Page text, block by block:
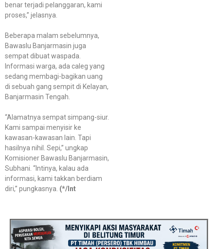
benar terjadi pelanggaran, kami
proses,” jelasnya.
Beberapa malam sebelumnya,
Bawaslu Banjarmasin juga
sempat dibuat waspada.
Informasi warga, ada caleg yang
sedang membagi-bagikan uang
di sebuah gang sempit di Kelayan,
Banjarmasin Tengah.
“Alamatnya sempat simpang-siur.
Kami sampai menyisir ke
kawasan-kawasan lain. Tapi
hasilnya nihil. Sepi,” ungkap
Komisioner Bawaslu Banjarmasin,
Subhani. “Intinya, kalau ada
informasi, kami takkan berdiam
diri,” pungkasnya. (*/Int